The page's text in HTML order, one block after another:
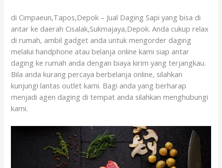
di Cimpaeun,Tapos,Depok – Jual Daging Sapi yang bisa di
antar ke daerah Cisalak,Sukmajaya,Depok. Anda cukup relax
di rumah, ambil gadget anda untuk mengorder daging
melalui handphone atau belanja online kami siap antar
daging ke rumah anda dengan biaya kirim yang terjangkau.
Bila anda kurang percaya berbelanja online, silahkan
kunjungi lantas outlet kami. Bagi anda yang berharap
menjadi agen daging di tempat anda silahkan menghubungi
kami.